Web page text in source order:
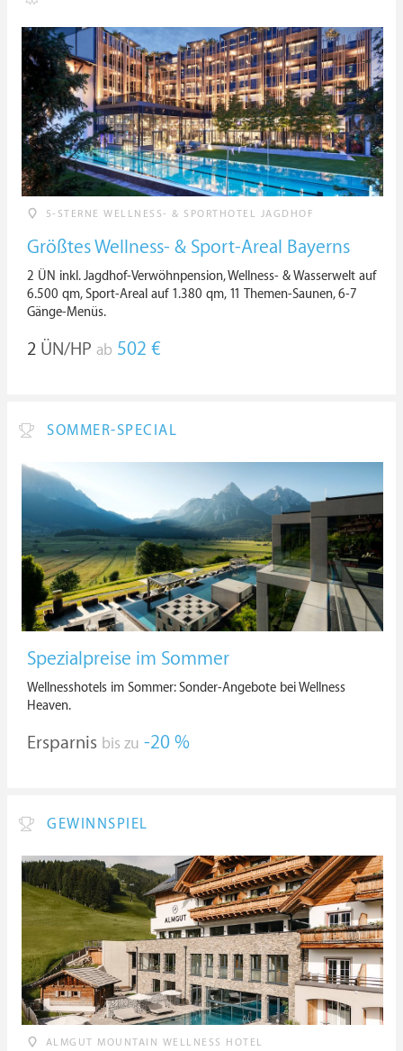
5-STERNE WELLNESS- & SPORTHOTEL JAGDHOF
Größtes Wellness- & Sport-Areal Bayerns
2 ÜN inkl. Jagdhof-Verwöhnpension, Wellness- & Wasserwelt auf
6.500 qm, Sport-Areal auf 1.380 qm, 11 Themen-Saunen, 6-7
Gänge-Menüs.
2 ÜN/HP ab 502 €
SOMMER-SPECIAL
Spezialpreise im Sommer
Wellnesshotels im Sommer: Sonder-Angebote bei Wellness
Heaven.
Ersparnis bis zu -20 %
GEWINNSPIEL
ALMGUT MOUNTAIN WELLNESS HOTEL